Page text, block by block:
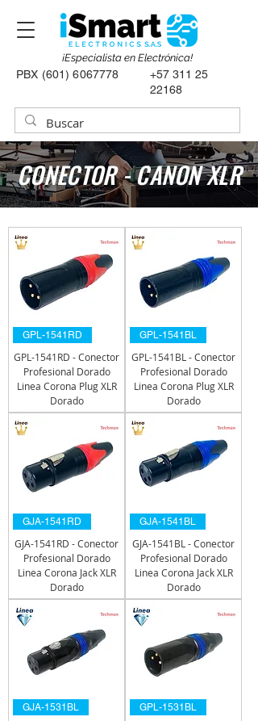
PBX (601) 6067778
+57 311 25
22168
¡Especialista en Electrónica!
CONECTOR - CANON XLR
GPL-1541RD
GPL-1541RD - Conector
Profesional Dorado
Linea Corona Plug XLR
Dorado
GPL-1541BL
GPL-1541BL - Conector
Profesional Dorado
Linea Corona Plug XLR
Dorado
GJA-1541RD
GJA-1541RD - Conector
Profesional Dorado
Linea Corona Jack XLR
Dorado
GJA-1541BL
GJA-1541BL - Conector
Profesional Dorado
Linea Corona Jack XLR
Dorado
GJA-1531BL GPL-1531BL